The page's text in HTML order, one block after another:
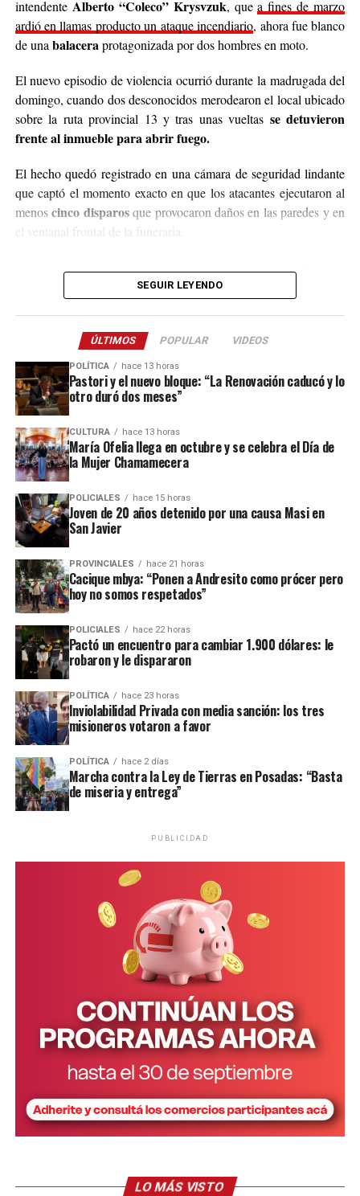
populares de arroz con pollo, por lo que también
recibirán donaciones de alimentos no perecederos.
Para comunicarse con el organizador de la iniciativa,
podrán enviar mensajes, audios o realizar llamadas al
3764140551
o a través de Instagram
@agustin_pineiroo
intendente Alberto “Coleco” Krysvzuk, quea fines de marzo
ardió en llamas producto un ataque incendiario, ahora fue blanco
de unabalaceraprotagonizada por dos hombres en moto.
El nuevo episodio de violencia ocurrió durante la madrugada del
domingo, cuando dos desconocidos merodearon el local ubicado
sobre la ruta provincial 13 y tras unas vueltas se detuvieron
frente al inmueble para abrir fuego.
El hecho quedó registrado en una cámara de seguridad lindante
que captó el momento exacto en que los atacantes ejecutaron al
menoscinco disparosque provocaron daños en las paredes y en
el ventanal frontal de la funeraria.
hacia el acceso a El Soberbio y en el lugar intervino el personal
Este ataque se suma a otros tantos episodios similares registrados
recientemente en contra de comercios o propiedades vinculadas a
Coleco, ex intendente de El Soberbio que en 2013 fue destituido
del cargo por acusaciones de
asociación ilícita.
En el listado de hechos recientes figuran un incendio de cabañas
en el complejoTío Colecoa fines de la semana pasada y otro
ataque similar a la funeraria ahora baleada en a fines de marzo.
Todos los episodios son investigados por el personal de la
comisaría local, aunque hasta el momento no se conocieron
mayores novedades .
SEGUIR LEYENDO
ÚLTIMOS POPULAR VIDEOS
POLÍTICA hace 13 horas
Pastori y el nuevo bloque: “La Renovación caducó y lo
otro duró dos meses”
CULTURA hace 13 horas
María Ofelia llega en octubre y se celebra el Día de
la Mujer Chamamecera
POLICIALES hace 15 horas
Joven de 20 años detenido por una causa Masi en
San Javier
PROVINCIALES hace 21 horas
Cacique mbya: “Ponen a Andresito como prócer pero
hoy no somos respetados”
POLICIALES hace 22 horas
Pactó un encuentro para cambiar 1.900 dólares: le
robaron y le dispararon
POLÍTICA hace 23 horas
Inviolabilidad Privada con media sanción: los tres
misioneros votaron a favor
POLÍTICA hace 2 días
Marcha contra la Ley de Tierras en Posadas: “Basta
de miseria y entrega”
PUBLICIDAD
LO MÁS VISTO